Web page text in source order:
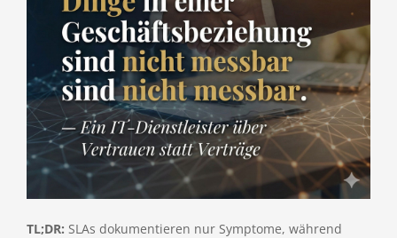
TL;DR: SLAs dokumentieren nur Symptome, während